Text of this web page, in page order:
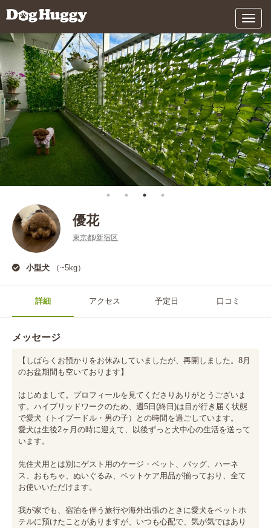
メ
ニ
ュ
ー
優花
東京都/新宿区
小型犬 （~5kg）
詳細 アクセス 予定日 口コミ
メッセージ
【しばらくお預かりをお休みしていましたが、再開しました。8月
のお盆期間も空いております】
はじめまして。プロフィールを見てくださりありがとうございま
す。ハイブリッドワークのため、週5日(終日)は目が行き届く状態
で愛犬（トイプードル・男の子）との時間を過ごしています。
愛犬は生後2ヶ月の時に迎えて、以後ずっと犬中心の生活を送って
います。
先住犬用とは別にゲスト用のケージ・ベット、バッグ、ハーネ
ス、おもちゃ、ぬいぐるみ、ペットケア用品が揃っており、全て
お使いいただけます。
我が家でも、宿泊を伴う旅行や海外出張のときに愛犬をペットホ
テルに預けたことがありますが、いつも心配で、気が気ではあり